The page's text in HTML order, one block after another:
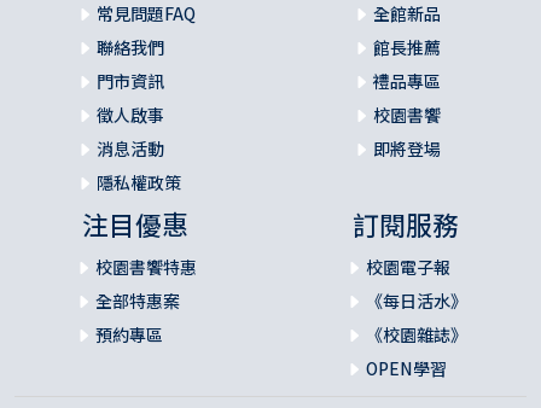
常見問題FAQ
聯絡我們
門市資訊
徵人啟事
消息活動
隱私權政策
全館新品
館長推薦
禮品專區
校園書饗
即將登場
注目優惠
校園書饗特惠
全部特惠案
預約專區
訂閱服務
校園電子報
《每日活水》
《校園雜誌》
OPEN學習